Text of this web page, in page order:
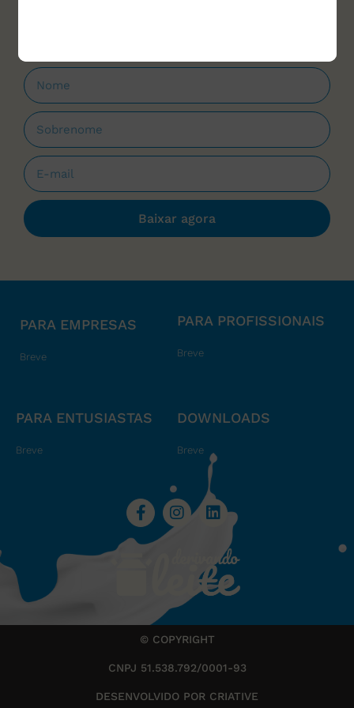
Baixar agora
PARA EMPRESAS
Breve
PARA PROFISSIONAIS
Breve
PARA ENTUSIASTAS
Breve
DOWNLOADS
Breve
© COPYRIGHT
CNPJ 51.538.792/0001-93
DESENVOLVIDO POR CRIATIVE